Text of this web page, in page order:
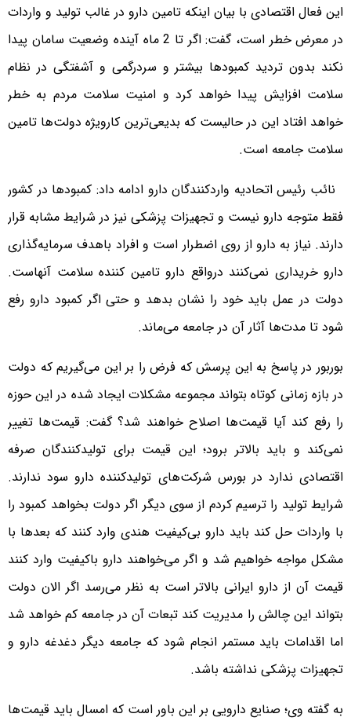
این فعال اقتصادی با بیان اینکه تامین دارو در غالب تولید و واردات
در معرض خطر است، گفت: اگر تا 2 ماه آینده وضعیت سامان پیدا
نکند بدون تردید کمبودها بیشتر و سردرگمی و آشفتگی در نظام
سلامت افزایش پیدا خواهد کرد و امنیت سلامت مردم به خطر
خواهد افتاد این در حالیست که بدیعی‌ترین کارویژه دولت‌ها تامین
سلامت جامعه است.
نائب رئیس اتحادیه واردکنندگان دارو ادامه داد: کمبودها در کشور
فقط متوجه دارو نیست و تجهیزات پزشکی نیز در شرایط مشابه قرار
دارند. نیاز به دارو از روی اضطرار است و افراد باهدف سرمایه‌گذاری
دارو خریداری نمی‌کنند درواقع دارو تامین کننده سلامت آنهاست.
دولت در عمل باید خود را نشان بدهد و حتی اگر کمبود دارو رفع
شود تا مدت‌ها آثار آن در جامعه می‌ماند.
بوربور در پاسخ به این پرسش که فرض را بر این می‌گیریم که دولت
در بازه زمانی کوتاه بتواند مجموعه مشکلات ایجاد شده در این حوزه
را رفع کند آیا قیمت‌ها اصلاح خواهند شد؟ گفت: قیمت‌‌ها تغییر
نمی‌کند و باید بالاتر برود؛ این قیمت برای تولیدکنندگان صرفه
اقتصادی ندارد در بورس شرکت‌های تولیدکننده دارو سود ندارند.
شرایط تولید را ترسیم کردم از سوی دیگر اگر دولت بخواهد کمبود را
با واردات حل کند باید دارو بی‌کیفیت هندی وارد کنند که بعدها با
مشکل مواجه خواهیم شد و اگر می‌خواهند دارو باکیفیت وارد کنند
قیمت آن از دارو ایرانی بالاتر است به نظر می‌رسد اگر الان دولت
بتواند این چالش را مدیریت کند تبعات آن در جامعه کم خواهد شد
اما اقدامات باید مستمر انجام شود که جامعه دیگر دغدغه دارو و
تجهیزات پزشکی نداشته باشد.
به گفته وی؛ صنایع دارویی بر این باور است که امسال باید قیمت‌ها